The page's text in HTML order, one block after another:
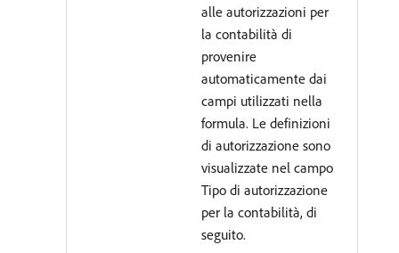
alle autorizzazioni per
la contabilità di
provenire
automaticamente dai
campi utilizzati nella
formula. Le definizioni
di autorizzazione sono
visualizzate nel campo
Tipo di autorizzazione
per la contabilità, di
seguito.